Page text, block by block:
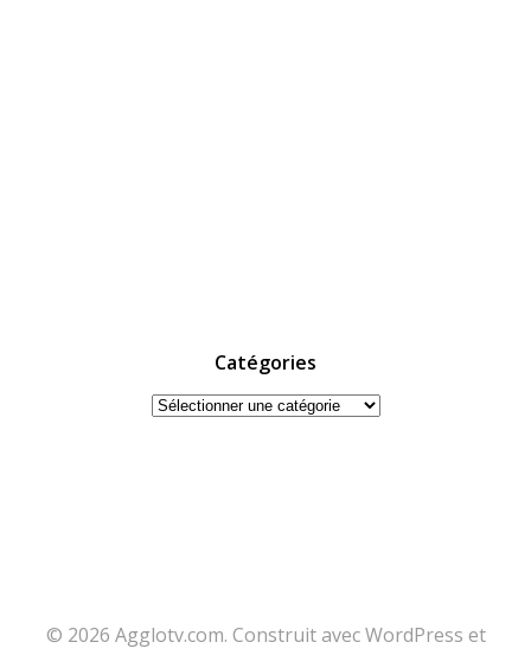
Catégories
Catégories
© 2026 Agglotv.com. Construit avec WordPress et